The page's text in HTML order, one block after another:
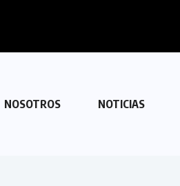
NOSOTROS NOTICIAS